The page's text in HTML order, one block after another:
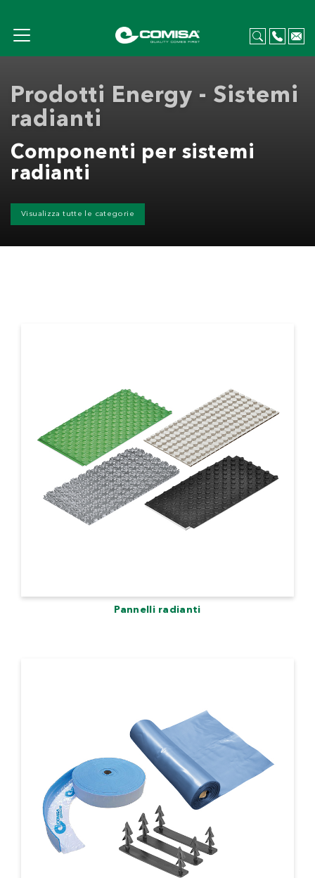
Prodotti Energy - Sistemi
radianti
Componenti per sistemi
radianti
Visualizza tutte le categorie
Pannelli radianti